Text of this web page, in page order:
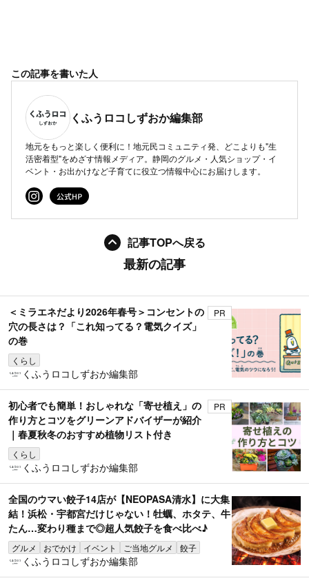
この記事を書いた人
くふうロコしずおか編集部
地元をもっと楽しく便利に！地元民コミュニティ発、どこよりも"生
活密着型"をめざす情報メディア。静岡のグルメ・人気ショップ・イ
ベント・お出かけなど子育てに役立つ情報中心にお届けします。
記事TOPへ戻る
最新の記事
＜ミラエネだより2026年春号＞コンセントの
穴の長さは？「これ知ってる？電気クイズ」
の巻
くらし
PR
くふうロコしずおか編集部
初心者でも簡単！おしゃれな「寄せ植え」の
作り方とコツをグリーンアドバイザーが紹介
｜春夏秋冬のおすすめ植物リスト付き
くらし
PR
くふうロコしずおか編集部
全国のウマい餃子14店が【NEOPASA清水】に大集
結！浜松・宇都宮だけじゃない！牡蠣、ホタテ、牛
たん…変わり種まで◎超人気餃子を食べ比べ♪
グルメ おでかけ イベント ご当地グルメ 餃子
くふうロコしずおか編集部